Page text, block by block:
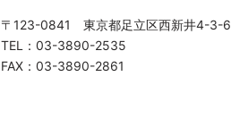
〒123-0841 東京都足立区西新井4-3-6
TEL：03-3890-2535
FAX：03-3890-2861